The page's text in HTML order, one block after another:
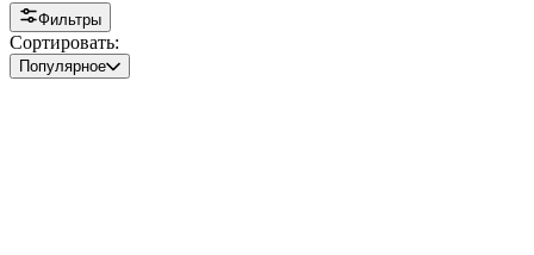
Фильтры
Сортировать:
Популярное